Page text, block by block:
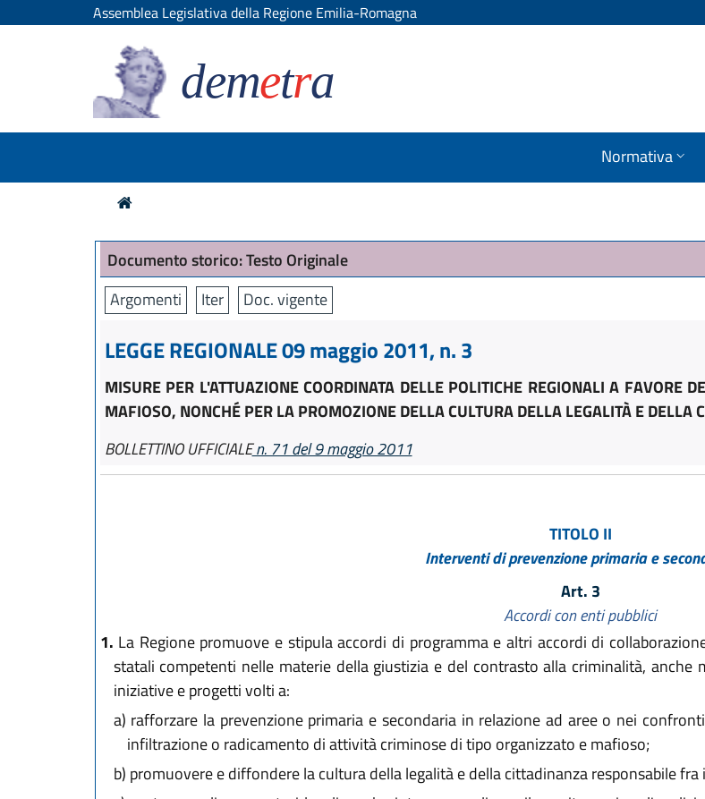
Assemblea Legislativa della Regione Emilia-Romagna
demetra
Normativa
Documento storico: Testo Originale
Argomenti
Iter Doc. vigente
LEGGE REGIONALE 09 maggio 2011, n. 3
MISURE PER L'ATTUAZIONE COORDINATA DELLE POLITICHE REGIONALI A FAVORE
MAFIOSO, NONCHÉ PER LA PROMOZIONE DELLA CULTURA DELLA LEGALITÀ E DELLA
BOLLETTINO UFFICIALEn. 71 del 9 maggio 2011
TITOLO II
Interventi di prevenzione primaria e
Art. 3
Accordi con enti pubblici
1. La Regione promuove e stipula accordi di programma e altri accordi di
statali competenti nelle materie della giustizia e del contrasto alla criminalità, anche
iniziative e progetti volti a:
a) rafforzare la prevenzione primaria e secondaria in relazione ad aree o nei
infiltrazione o radicamento di attività criminose di tipo organizzato e mafioso;
b) promuovere e diffondere la cultura della legalità e della cittadinanza responsabile fra